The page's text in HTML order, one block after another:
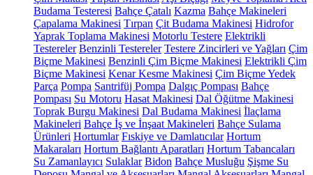
Budama Testeresi Bahçe Çatalı Kazma Bahçe Makineleri
Çapalama Makinesi Tırpan Çit Budama Makinesi Hidrofor
Yaprak Toplama Makinesi Motorlu Testere Elektrikli
Testereler Benzinli Testereler Testere Zincirleri ve Yağları Çim
Biçme Makinesi Benzinli Çim Biçme Makinesi Elektrikli Çim
Biçme Makinesi Kenar Kesme Makinesi Çim Biçme Yedek
Parça Pompa Santrifüj Pompa Dalgıç Pompası Bahçe
Pompası Su Motoru Hasat Makinesi Dal Öğütme Makinesi
Toprak Burgu Makinesi Dal Budama Makinesi İlaçlama
Makineleri Bahçe İş ve İnşaat Makineleri Bahçe Sulama
Ürünleri Hortumlar Fıskiye ve Damlatıcılar Hortum
Makaraları Hortum Bağlantı Aparatları Hortum Tabancaları
Su Zamanlayıcı Sulaklar Bidon Bahçe Musluğu Şişme Su